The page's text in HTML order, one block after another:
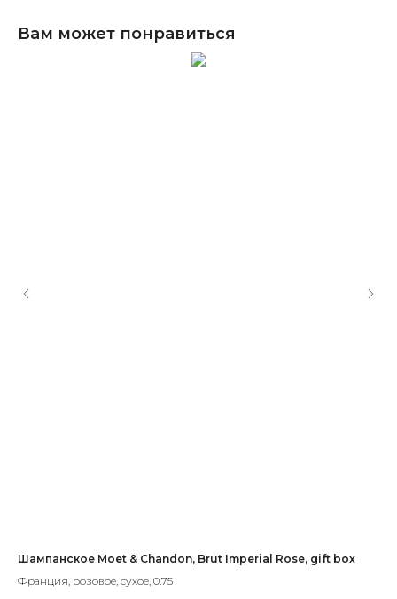
Вам может понравиться
Шампанское Moet & Chandon, Brut Imperial Rose, gift box
Франция, розовое, сухое, 0.75